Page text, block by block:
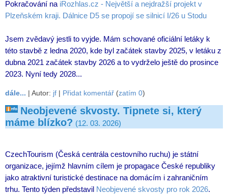
Pokračování na iRozhlas.cz - Největší a nejdražší projekt v
Plzeňském kraji. Dálnice D5 se propojí se silnicí I/26 u Stodu
Jsem zvědavý jestli to vyjde. Mám schované oficiální letáky k
této stavbě z ledna 2020, kde byl začátek stavby 2025, v letáku z
dubna 2021 začátek stavby 2026 a to vydrželo ještě do prosince
2023. Nyní tedy 2028...
dále... | Autor: jf | Přidat komentář (zatím 0)
Neobjevené skvosty. Tipnete si, který
máme blízko? (12. 03. 2026)
CzechTourism (Česká centrála cestovního ruchu) je státní
organizace, jejímž hlavním cílem je propagace České republiky
jako atraktivní turistické destinace na domácím i zahraničním
trhu. Tento týden představil Neobjevené skvosty pro rok 2026.